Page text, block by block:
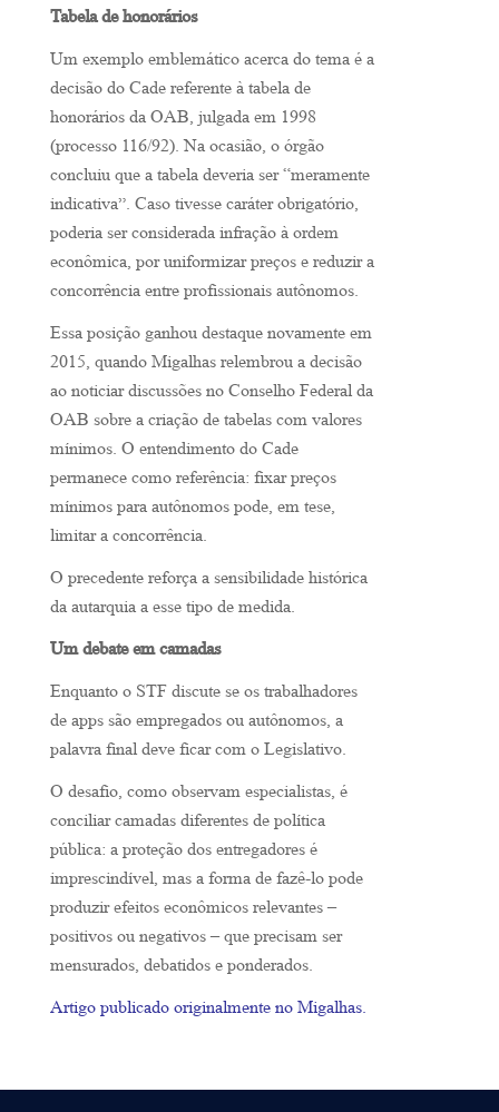
Tabela de honorários
Um exemplo emblemático acerca do tema é a
decisão do Cade referente à tabela de
honorários da OAB, julgada em 1998
(processo 116/92). Na ocasião, o órgão
concluiu que a tabela deveria ser “meramente
indicativa”. Caso tivesse caráter obrigatório,
poderia ser considerada infração à ordem
econômica, por uniformizar preços e reduzir a
concorrência entre profissionais autônomos.
Essa posição ganhou destaque novamente em
2015, quando Migalhas relembrou a decisão
ao noticiar discussões no Conselho Federal da
OAB sobre a criação de tabelas com valores
mínimos. O entendimento do Cade
permanece como referência: fixar preços
mínimos para autônomos pode, em tese,
limitar a concorrência.
O precedente reforça a sensibilidade histórica
da autarquia a esse tipo de medida.
Um debate em camadas
Enquanto o STF discute se os trabalhadores
de apps são empregados ou autônomos, a
palavra final deve ficar com o Legislativo.
O desafio, como observam especialistas, é
conciliar camadas diferentes de política
pública: a proteção dos entregadores é
imprescindível, mas a forma de fazê-lo pode
produzir efeitos econômicos relevantes –
positivos ou negativos – que precisam ser
mensurados, debatidos e ponderados.
Artigo publicado originalmente no Migalhas.